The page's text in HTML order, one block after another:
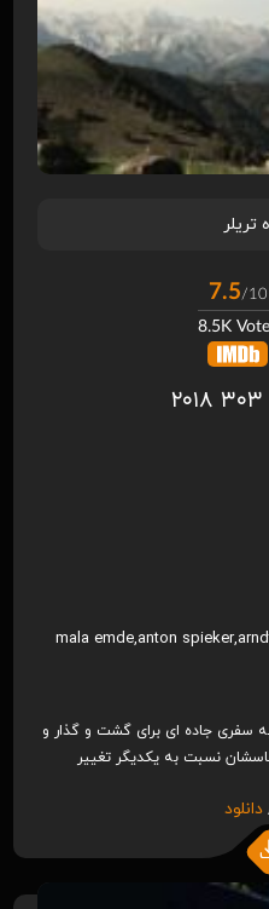
7.5/10
8.5K
mala emde,anton spieker,
سفری جاده ای برای گشت و گذار و
نسبت به یکدیگر تغییر
دانلود